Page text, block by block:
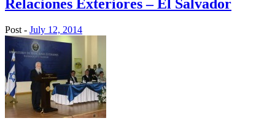
Relaciones Exteriores – El Salvador
Post - July 12, 2014